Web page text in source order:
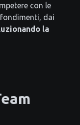
con le
dai
la